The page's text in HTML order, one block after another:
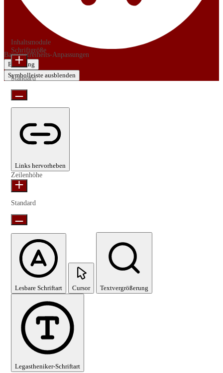
Barrierefreiheits-Anpassungen
Erklärung
Symbolleiste ausblenden
Inhaltsmodule
Schriftgröße
Standard
Links hervorheben
Zeilenhöhe
Standard
Lesbare Schriftart Cursor Textvergrößerung
Legastheniker-Schriftart